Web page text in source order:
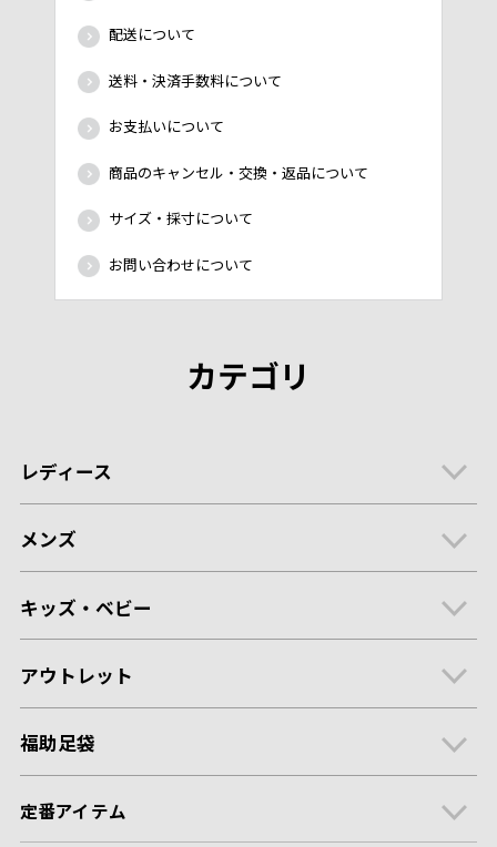
配送について
送料・決済手数料について
お支払いについて
商品のキャンセル・交換・返品について
サイズ・採寸について
お問い合わせについて
カテゴリ
レディース
メンズ
キッズ・ベビー
アウトレット
福助足袋
定番アイテム